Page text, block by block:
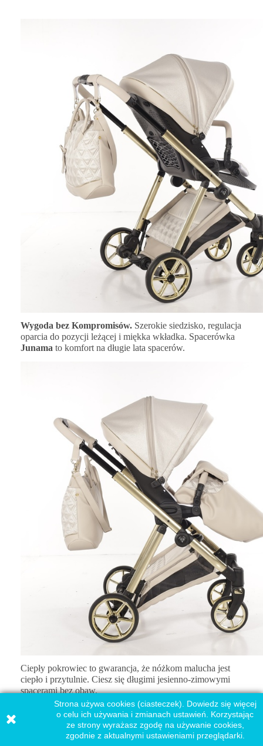
Wygoda bez Kompromisów. Szerokie siedzisko, regulacja
oparcia do pozycji leżącej i miękka wkładka. Spacerówka
Junama to komfort na długie lata spacerów.
Ciepły pokrowiec to gwarancja, że nóżkom malucha jest
ciepło i przytulnie. Ciesz się długimi jesienno-zimowymi
spacerami bez obaw.
Strona używa cookies (ciasteczek). Dowiedz się więcej
o celu ich używania i zmianach ustawień. Korzystając
ze strony wyrażasz zgodę na używanie cookies,
zgodnie z aktualnymi ustawieniami przeglądarki.